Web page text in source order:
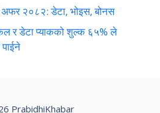
२०८२: डेटा, भोइस, बोनस
र डेटा प्याकको शुल्क ६५% ले
PrabidhiKhabar